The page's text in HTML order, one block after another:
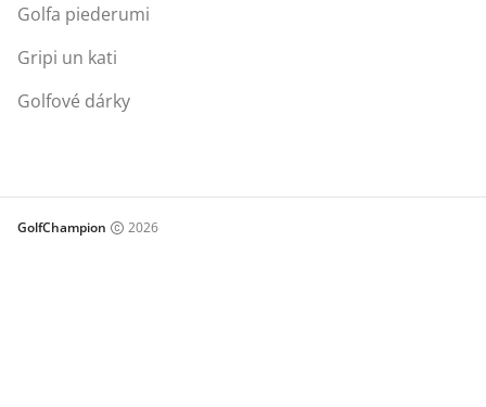
Golfa piederumi
Gripi un kati
Golfové dárky
GolfChampion 2026